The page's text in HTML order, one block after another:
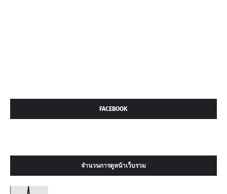
FACEBOOK
จำนวนการดูหน้าเว็บรวม